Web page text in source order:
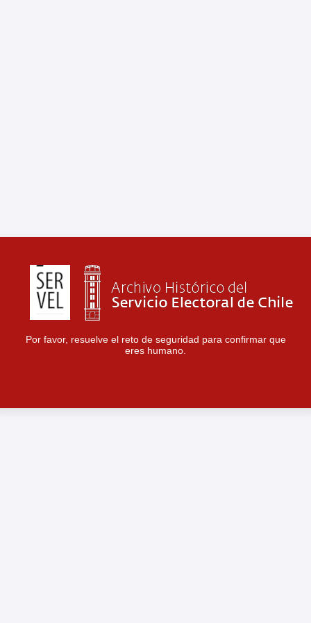
Por favor, resuelve el reto de seguridad para confirmar que
eres humano.